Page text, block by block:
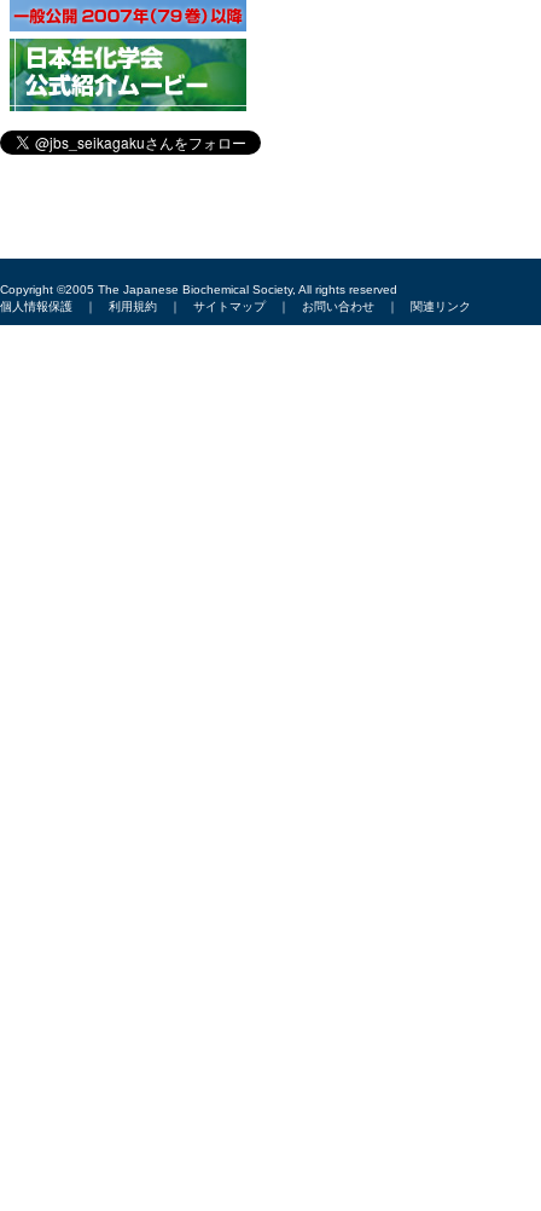
Copyright ©2005 The Japanese Biochemical Society, All rights reserved
個人情報保護 ｜ 利用規約 ｜ サイトマップ｜ お問い合わせ ｜ 関連リンク